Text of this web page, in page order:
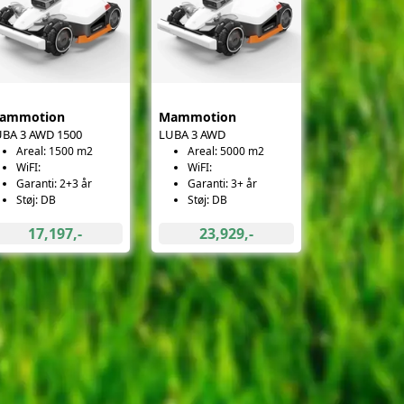
3 AWD 1500
Areal: 1500 m2
WiFI:
Garanti: 2+3 år
Støj: DB
17,197,-
Mammotion
LUBA 3 AWD
Areal: 5000 m2
WiFI:
Garanti: 3+ år
Støj: DB
23,929,-